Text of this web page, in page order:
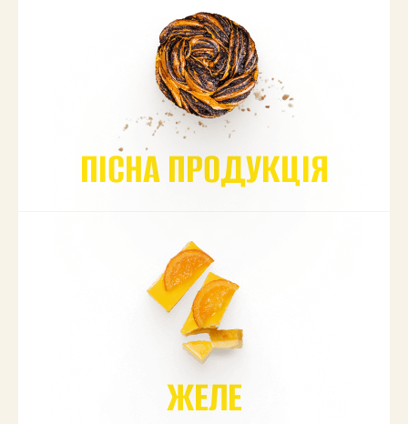
ПІСНА ПРОДУКЦІЯ
ЖЕЛЕ